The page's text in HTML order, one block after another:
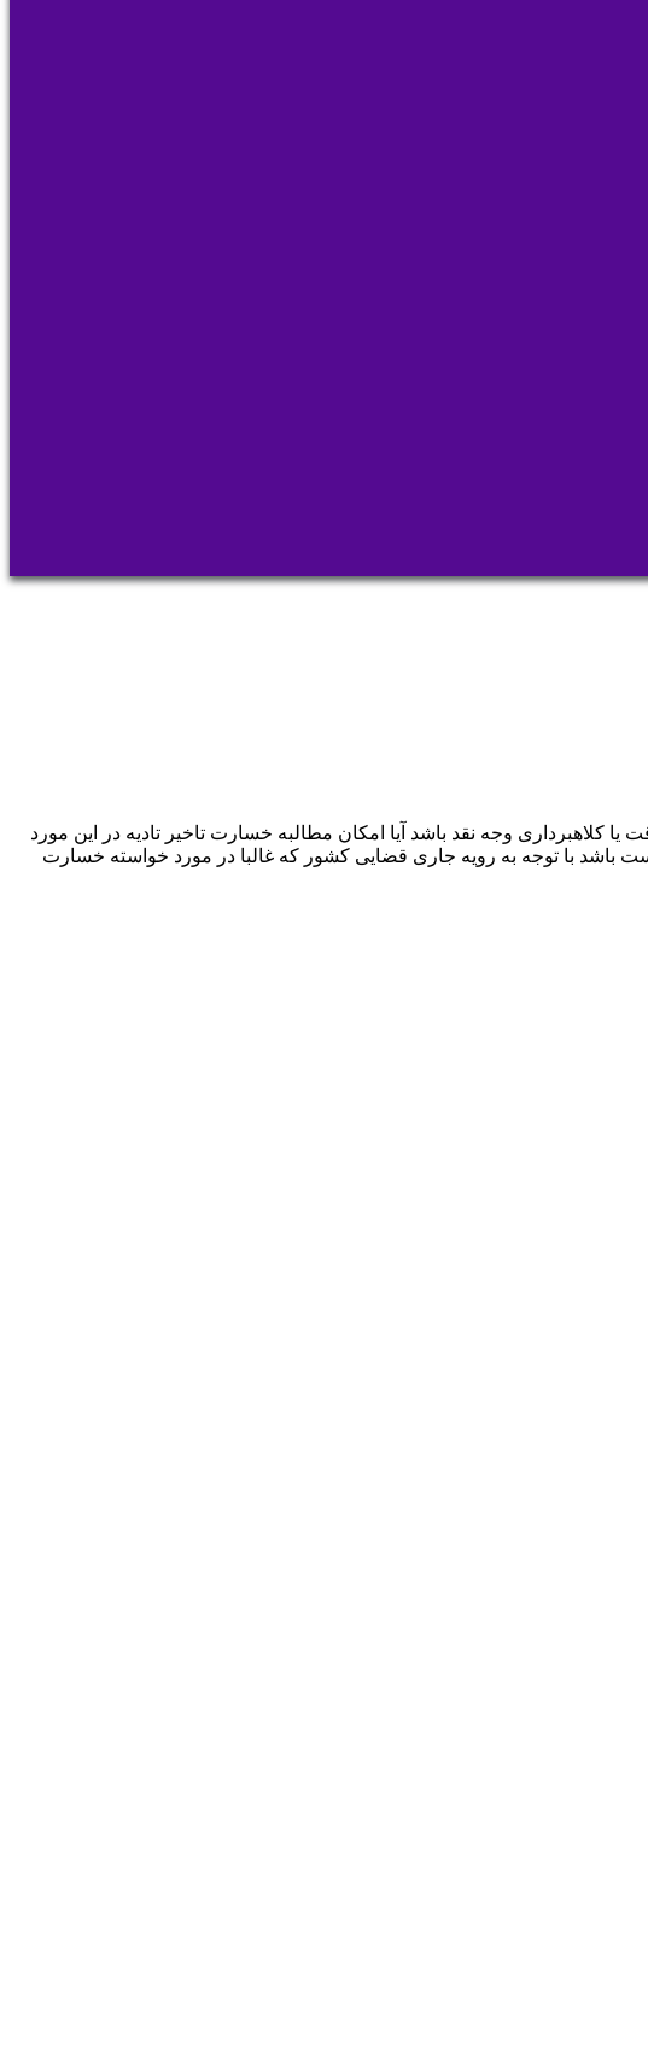
استعلام: در صورتی که مال موضوع سرقت یا کلاهبرداری وجه نقد باشد آیا امکان مطالبه خسارت تاخیر تادیه در این مورد
باشد با توجه به رویه جاری قضایی کشور که غالبا در مورد خواسته خسارت